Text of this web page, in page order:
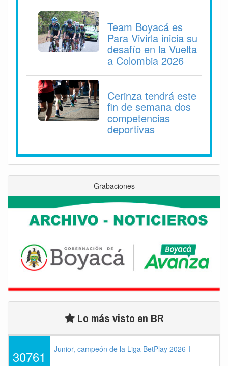
Team Boyacá es
Para Vivirla inicia su
desafío en la Vuelta
a Colombia 2026
Cerinza tendrá este
fin de semana dos
competencias
deportivas
Grabaciones
Lo más visto en BR
30761 Junior, campeón de la Liga BetPlay 2026-I